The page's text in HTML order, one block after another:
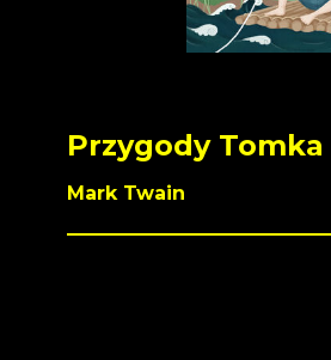
Przygody Tomka
Mark Twain